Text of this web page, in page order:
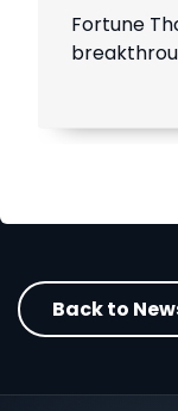
Fortune
Back to